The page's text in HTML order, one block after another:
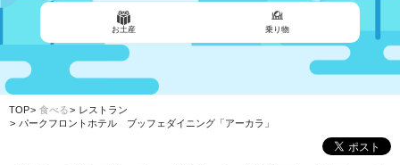
お土産 乗り物
TOP 食べる
レストラン
パークフロントホテル ブッフェダイニング「アーカラ」